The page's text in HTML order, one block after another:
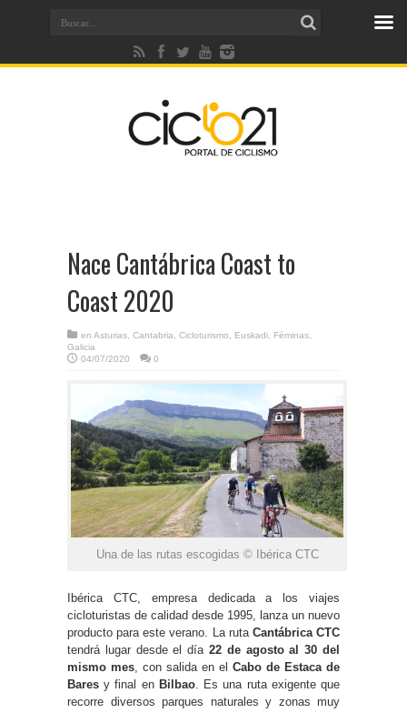
Nace Cantábrica Coast to
Coast 2020
en Asturias Cantabria Cicloturismo Euskadi Féminas
Galicia
04/07/2020
0
Una de las rutas escogidas © Ibérica CTC
Ibérica CTC, empresa dedicada a los viajes
cicloturistas de calidad desde 1995, lanza un nuevo
producto para este verano. La ruta Cantábrica CTC
tendrá lugar desde el día 22 de agosto al 30 del
mismo mes , con salida en el Cabo de Estaca de
Bares y final en Bilbao. Es una ruta exigente que
recorre diversos parques naturales y zonas muy